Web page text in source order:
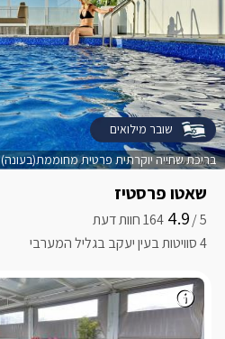
שאטו פרסטיז
5 /
4.9
4 סוויטות בעין יעקב בגליל המערבי
בריכת שחייה יוקרתית פרטית מחוממת(בעונה)
שובר מילואים